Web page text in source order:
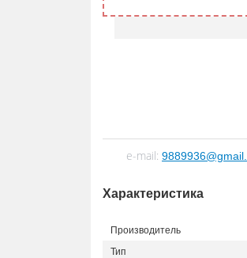
e-mail:
Характеристика
Производитель
Тип